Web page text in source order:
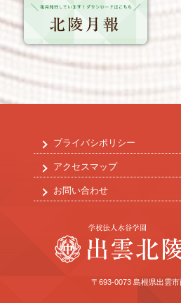
プライバシポリシー
アクセスマップ
お問い合わせ
〒693-0073 島根県出雲